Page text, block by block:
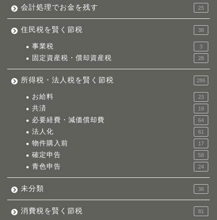
会計処理でお金を残す 25
住民税を賢く節税 38
事業税 3
固定資産税・償却資産税 28
所得税・法人税を賢く節税 286
お給料 23
共済 19
必要経費・減価償却費 64
法人化 61
物件購入前 17
確定申告 58
青色申告 24
未分類 36
消費税を賢く節税 81